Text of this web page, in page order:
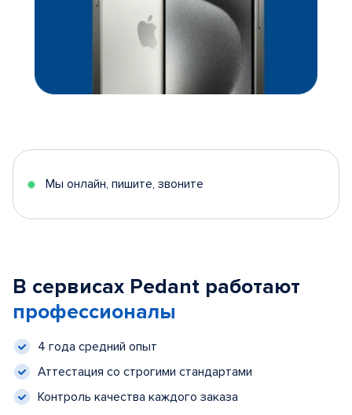
Мы онлайн, пишите, звоните
В сервисах Pedant работают
профессионалы
4 года средний опыт
Аттестация со строгими стандартами
Контроль качества каждого заказа